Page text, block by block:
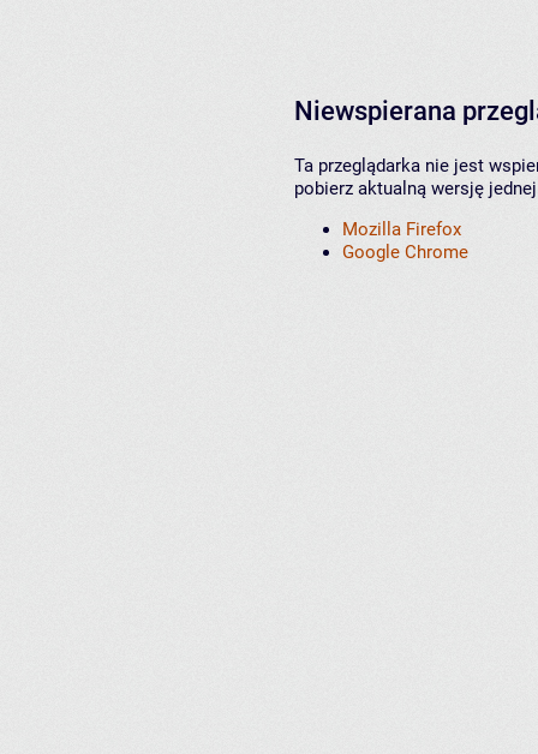
Niewspierana
Ta przeglądarka nie jest
pobierz aktualną wersję
Mozilla Firefox
Google Chrome